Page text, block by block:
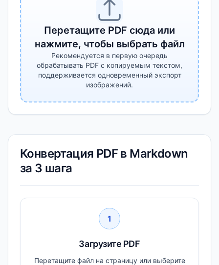
Перетащите PDF сюда или
нажмите, чтобы выбрать файл
Рекомендуется в первую очередь
обрабатывать PDF с копируемым текстом,
поддерживается одновременный экспорт
изображений.
Конвертация PDF в Markdown
за 3 шага
1
Загрузите PDF
Перетащите файл на страницу или выберите